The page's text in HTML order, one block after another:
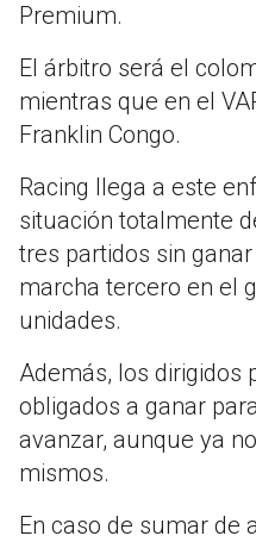
Premium.
El árbitro será el
mientras que en el
Franklin Congo.
Racing llega a este
situación totalmente
tres partidos sin
marcha tercero en el
unidades.
Además, los dirigidos
obligados a ganar
avanzar, aunque ya
mismos.
En caso de sumar de